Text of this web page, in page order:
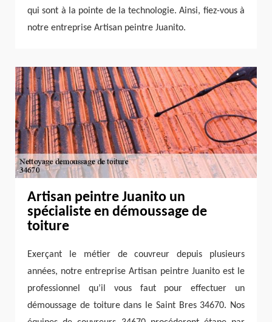
qui sont à la pointe de la technologie. Ainsi, fiez-vous à
notre entreprise Artisan peintre Juanito.
Artisan peintre Juanito un
spécialiste en démoussage de
toiture
Exerçant le métier de couvreur depuis plusieurs
années, notre entreprise Artisan peintre Juanito est le
professionnel qu’il vous faut pour effectuer un
démoussage de toiture dans le Saint Bres 34670. Nos